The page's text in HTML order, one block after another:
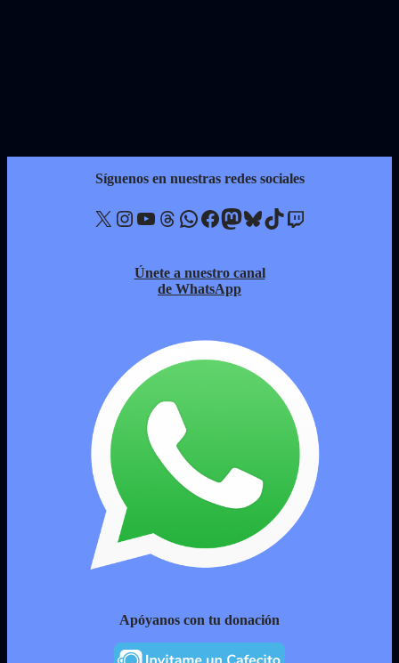
Síguenos en nuestras redes sociales
X Instagram YouTube Threads WhatsApp Facebook Mastodon Bluesky TikTok Twitch
Únete a nuestro canal
de WhatsApp
Apóyanos con tu donación